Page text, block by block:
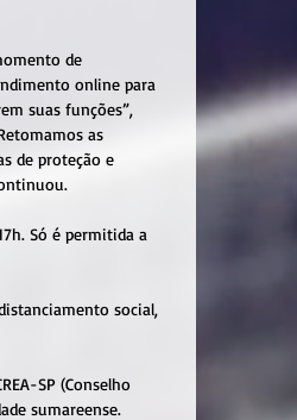
de
online para
suas funções”,
as
de proteção e
Só é permitida a
social,
SP (Conselho
sumareense.